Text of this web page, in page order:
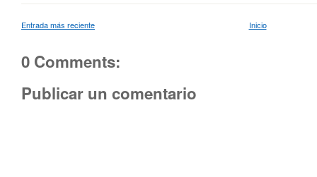
Entrada más reciente Inicio
0 Comments:
Publicar un comentario